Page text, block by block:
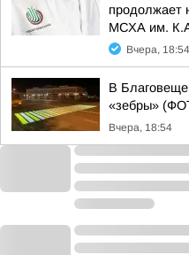
продолжает
МСХА им.
Вчера, 18:54
В
«зебры»
Вчера, 18:54